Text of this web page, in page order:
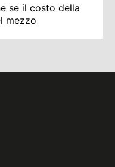
se il costo della
mezzo